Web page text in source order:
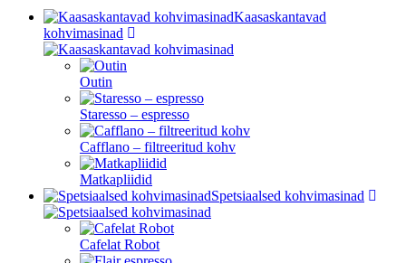
Kaasaskantavad
kohvimasinad
Outin
Staresso – espresso
Cafflano – filtreeritud kohv
Matkapliidid
Spetsiaalsed kohvimasinad
Cafelat Robot